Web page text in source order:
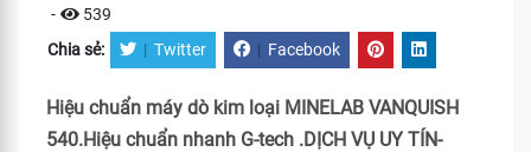
-
539
Chia sẻ: | Twitter | Facebook
Hiệu chuẩn máy dò kim loại MINELAB VANQUISH
540.Hiệu chuẩn nhanh G-tech .DỊCH VỤ UY TÍN-